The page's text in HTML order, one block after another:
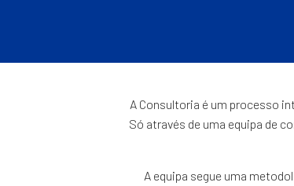
A Consultoria é um processo
Só através de uma equipa de
A equipa segue uma